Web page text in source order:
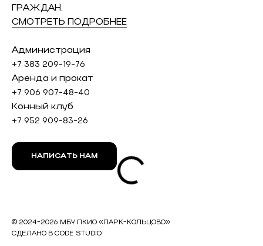
ГРАЖДАН.
СМОТРЕТЬ ПОДРОБНЕЕ
Администрация
+7 383 209-19-76
Аренда и прокат
+7 906 907-48-40
Конный клуб
+7 952 909-83-26
НАПИСАТЬ НАМ
© 2024-2026 МБУ ПКИО «ПАРК-КОЛЬЦОВО»
СДЕЛАНО В CODE STUDIO